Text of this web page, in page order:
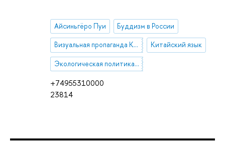
+74955310000
23814
Айсиньгёро Пуи Буддизм в России
Визуальная пропаганда КНР Китайский язык
Экологическая политика КНР